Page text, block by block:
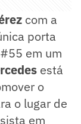
com a
porta
em um
está
o
o lugar de
em